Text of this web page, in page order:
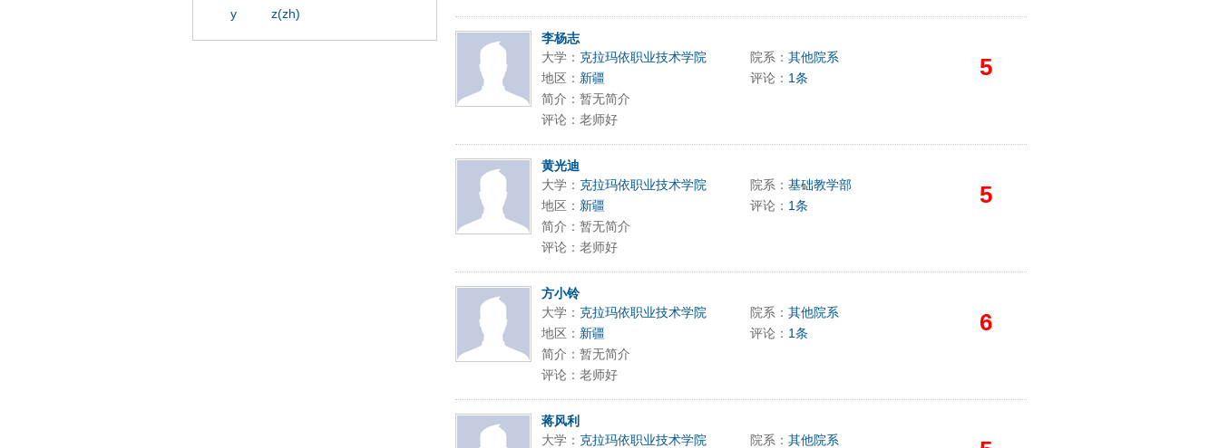
李杨志
大学： 克拉玛依职业技术学院 院系： 其他院系 5
地区： 新疆 评论： 1条
简介：暂无简介
评论：老师好
黄光迪
大学： 克拉玛依职业技术学院 院系： 基础教学部 5
地区： 新疆 评论： 1条
简介：暂无简介
评论：老师好
方小铃
大学： 克拉玛依职业技术学院 院系： 其他院系 6
地区： 新疆 评论： 1条
简介：暂无简介
评论：老师好
蒋风利
大学： 克拉玛依职业技术学院 院系： 其他院系
y
z(zh)